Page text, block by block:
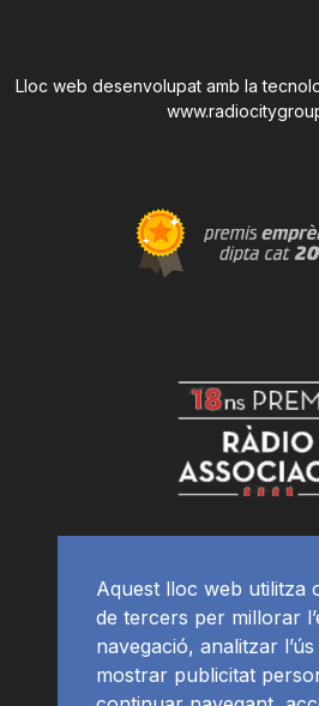
Lloc web desenvolupat amb la
Aquest lloc web utilitza
de tercers per millorar
navegació, analitzar
mostrar publicitat